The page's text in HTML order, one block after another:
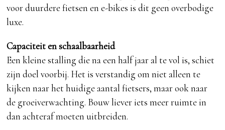
voor duurdere fietsen en e-bikes is dit geen overbodige
luxe.
Capaciteit en schaalbaarheid
Een kleine stalling die na een half jaar al te vol is, schiet
zijn doel voorbij. Het is verstandig om niet alleen te
kijken naar het huidige aantal fietsers, maar ook naar
de groeiverwachting. Bouw liever iets meer ruimte in
dan achteraf moeten uitbreiden.